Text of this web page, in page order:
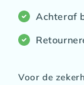
Achteraf
Voor de